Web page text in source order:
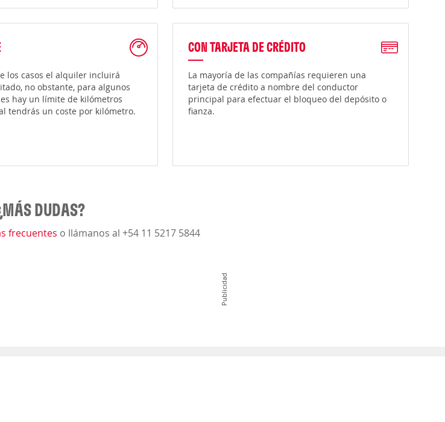
los casos el alquiler incluirá
no obstante, para algunos
hay un límite de kilómetros
tendrás un coste por kilómetro.
CON TARJETA DE CRÉDITO
La mayoría de las compañías requieren una
tarjeta de crédito a nombre del conductor
principal para efectuar el bloqueo del depósito o
fianza.
DUDAS?
frecuentes o llámanos al +54 11 5217 5844
Publicidad